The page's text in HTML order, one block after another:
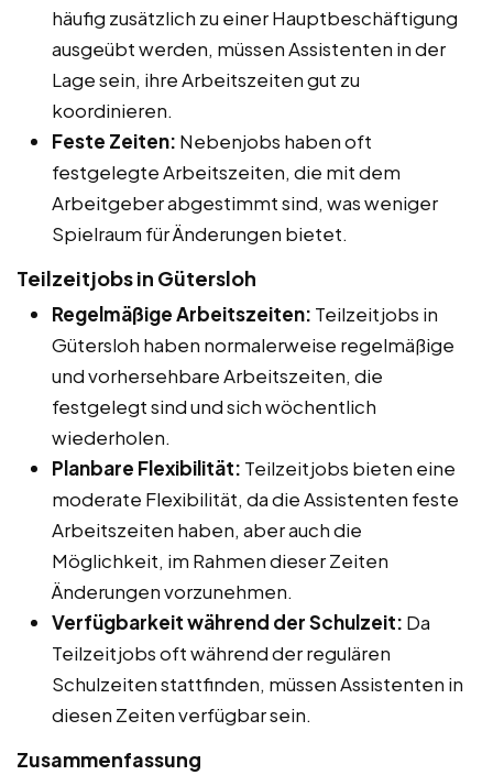
häufig zusätzlich zu einer Hauptbeschäftigung
ausgeübt werden, müssen Assistenten in der
Lage sein, ihre Arbeitszeiten gut zu
koordinieren.
Feste Zeiten: Nebenjobs haben oft
festgelegte Arbeitszeiten, die mit dem
Arbeitgeber abgestimmt sind, was weniger
Spielraum für Änderungen bietet.
Teilzeitjobs in Gütersloh
Regelmäßige Arbeitszeiten: Teilzeitjobs in
Gütersloh haben normalerweise regelmäßige
und vorhersehbare Arbeitszeiten, die
festgelegt sind und sich wöchentlich
wiederholen.
Planbare Flexibilität: Teilzeitjobs bieten eine
moderate Flexibilität, da die Assistenten feste
Arbeitszeiten haben, aber auch die
Möglichkeit, im Rahmen dieser Zeiten
Änderungen vorzunehmen.
Verfügbarkeit während der Schulzeit: Da
Teilzeitjobs oft während der regulären
Schulzeiten stattfinden, müssen Assistenten in
diesen Zeiten verfügbar sein.
Zusammenfassung